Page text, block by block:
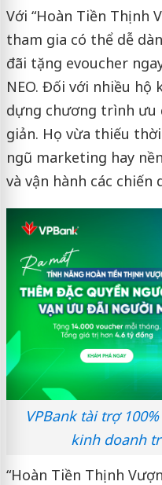
Với “Hoàn Tiền Thịnh
tham gia có thể dễ
đãi tặng evoucher
NEO. Đối với nhiều hộ
dựng chương trình ưu
giản. Họ vừa thiếu
ngũ marketing hay
và vận hành các chiến
VPBank tài trợ
kinh doanh
“Hoàn Tiền Thịnh